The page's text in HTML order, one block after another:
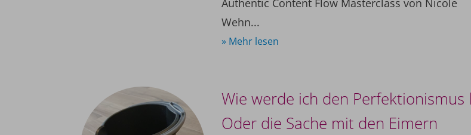
Authentic Content Flow Masterclass von Nicole
Wehn...
» Mehr lesen
Wie werde ich den Perfektionismus
Oder die Sache mit den Eimern